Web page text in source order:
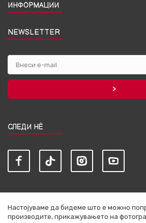
ИНФОРМАЦИИ
NEWSLETTER
СЛЕДИ НЀ
Настојуваме да бидеме што е можно
производите, прикажувањето на